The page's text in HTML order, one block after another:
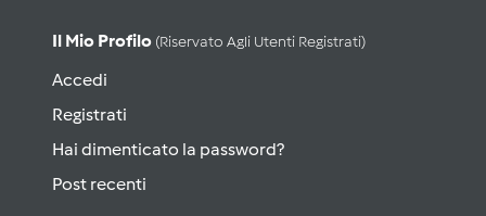
Il Mio Profilo (riservato Agli Utenti Registrati)
Accedi
Registrati
Hai dimenticato la password?
Post recenti